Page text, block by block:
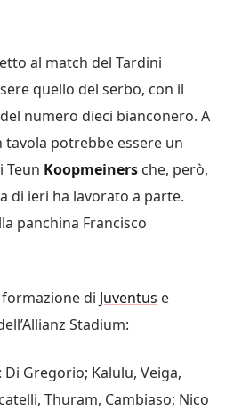
al match del Tardini
quello del serbo, con il
numero dieci bianconero. A
tavola potrebbe essere un
Teun Koopmeiners che, però,
di ieri ha lavorato a parte.
panchina Francisco
di Juventus e
Stadium:
: Di Gregorio; Kalulu, Veiga,
Thuram, Cambiaso; Nico